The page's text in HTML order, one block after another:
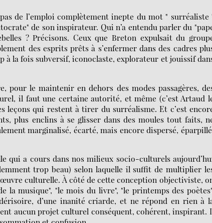
de l’emploi complètement inepte du mot " surréaliste
de son inspirateur. Qui n’a entendu parler du
? Précisons. Ceux que Breton expulsait du
des esprits prêts à s’enfermer dans des cadres
à la fois subversif, iconoclaste, explorateur et jouissif
le maintenir en dehors des modes passagères,
il faut une certaine autorité, et même (c’est Artaud
leçons qui restent à tirer du surréalisme. Et c’est
plus enclins à se glisser dans des moules tout faits,
marginalisé, écarté, mais encore dispersé,
qui a cours dans nos milieux socio-culturels
trop beau) selon laquelle il suffit de multiplier
culturelle. À côté de cette conception objectiviste,
musique", "le mois du livre", "le printemps des
d’une inanité criarde, et ne répond en rien à
aucun projet culturel conséquent, cohérent, inspirant.